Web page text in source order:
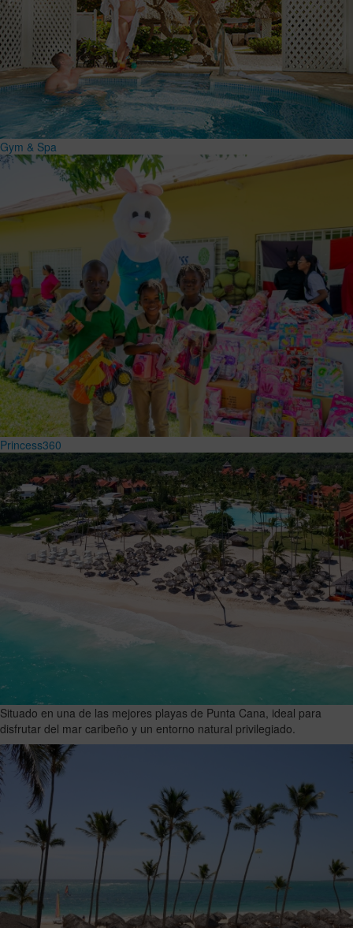
Gym & Spa
Princess360
Situado en una de las mejores playas de Punta Cana, ideal para
disfrutar del mar caribeño y un entorno natural privilegiado.